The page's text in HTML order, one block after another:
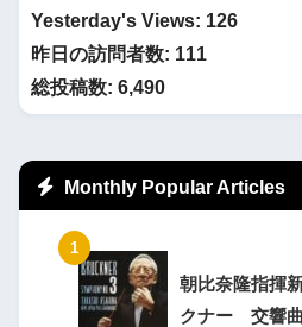
Yesterday's Views: 126
昨日の訪問者数: 111
総投稿数: 6,490
Monthly Popular Articles
朝比奈隆指揮
クナー 交響